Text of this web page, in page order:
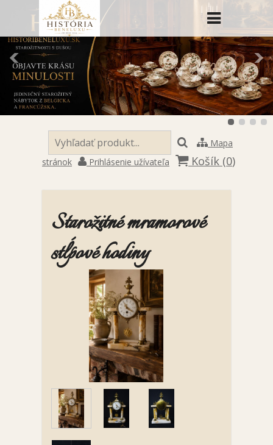
Mapa
stránok
Prihlásenie užívateľa Košík (0)
Starožitné mramorové
stĺpové hodiny